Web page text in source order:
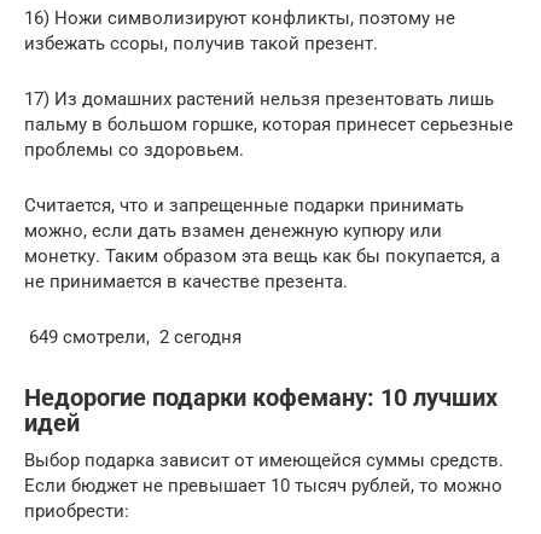
16) Ножи символизируют конфликты, поэтому не
избежать ссоры, получив такой презент.
17) Из домашних растений нельзя презентовать лишь
пальму в большом горшке, которая принесет серьезные
проблемы со здоровьем.
Считается, что и запрещенные подарки принимать
можно, если дать взамен денежную купюру или
монетку. Таким образом эта вещь как бы покупается, а
не принимается в качестве презента.
649 смотрели, 2 сегодня
Недорогие подарки кофеману: 10 лучших
идей
Выбор подарка зависит от имеющейся суммы средств.
Если бюджет не превышает 10 тысяч рублей, то можно
приобрести: